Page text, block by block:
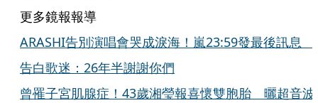
更多鏡報報導
ARASHI告別演唱會哭成淚海！嵐23:59發最後訊息
告白歌迷：26年半謝謝你們
曾罹子宮肌腺症！43歲湘瑩報喜懷雙胞胎 曬超音波